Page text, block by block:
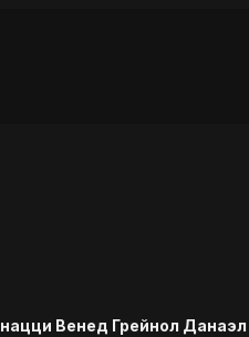
Венед Грейнол